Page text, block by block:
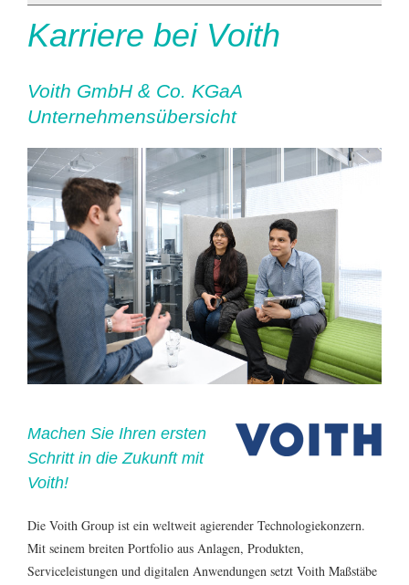
Karriere bei Voith
Voith GmbH & Co. KGaA
Unternehmensübersicht
Machen Sie Ihren ersten
Schritt in die Zukunft mit
Voith!
Die Voith Group ist ein weltweit agierender Technologiekonzern.
Mit seinem breiten Portfolio aus Anlagen, Produkten,
Serviceleistungen und digitalen Anwendungen setzt Voith Maßstäbe